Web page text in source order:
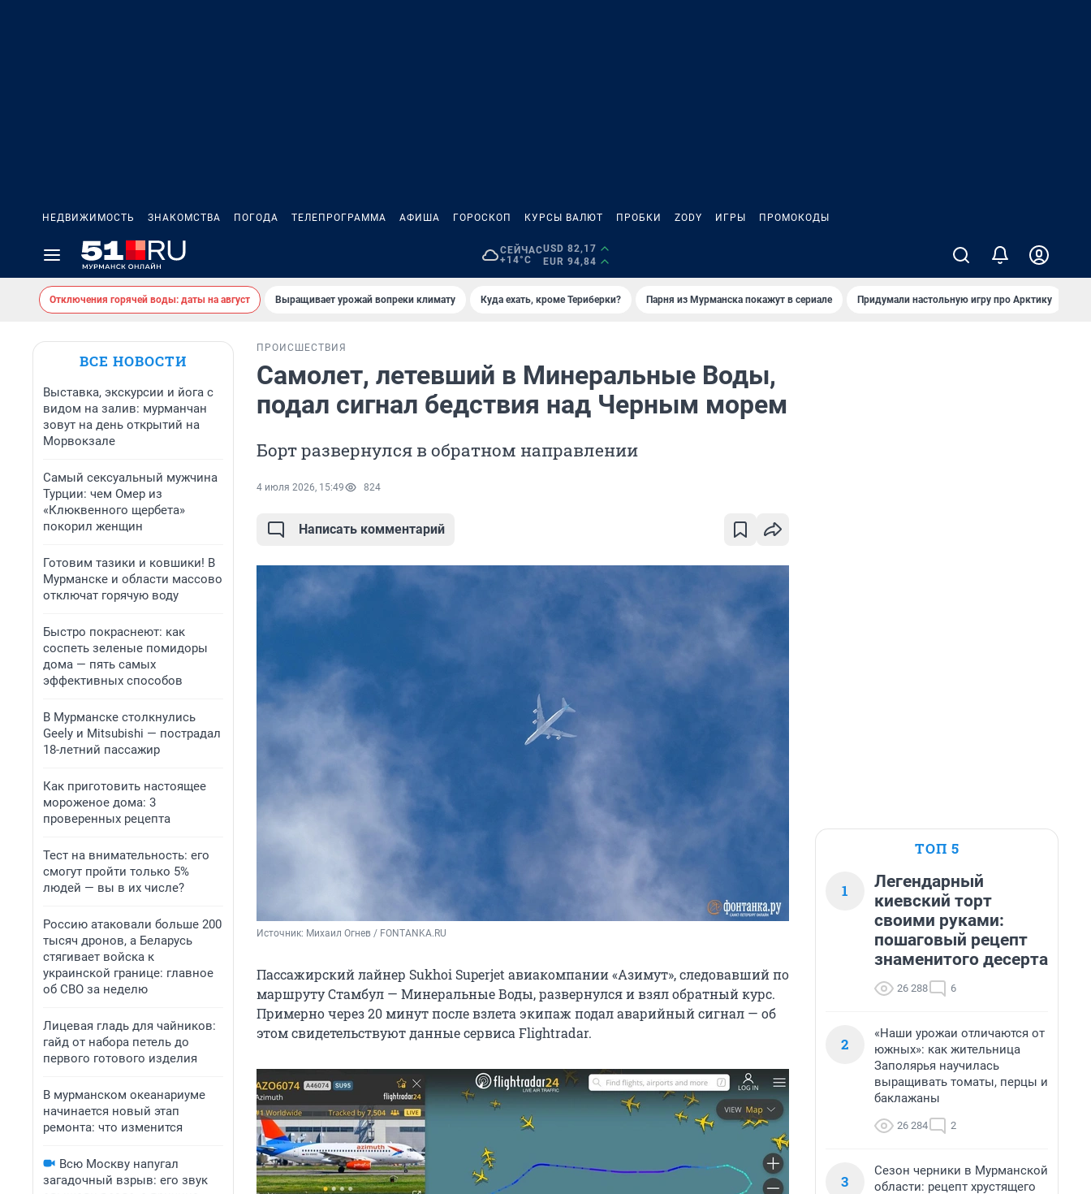
НЕДВИЖИМОСТЬ ЗНАКОМСТВА ПОГОДА ТЕЛЕПРОГРАММА АФИША ГОРОСКОП КУРСЫ ВАЛЮТ ПРОБКИ ZODY ИГРЫ ПРОМОКОДЫ
СЕЙЧАС
+14°C
USD 82,17
EUR 94,84
Отключения горячей воды: даты на август Выращивает урожай вопреки климату Куда ехать, кроме Териберки? Парня из Мурманска покажут в сериале Придумали настольную игру про Арктику
ВСЕ НОВОСТИ
Выставка, экскурсии и йога с
видом на залив: мурманчан
зовут на день открытий на
Морвокзале
Самый сексуальный мужчина
Турции: чем Омер из
«Клюквенного щербета»
покорил женщин
Готовим тазики и ковшики! В
Мурманске и области массово
отключат горячую воду
Быстро покраснеют: как
соспеть зеленые помидоры
дома — пять самых
эффективных способов
В Мурманске столкнулись
Geely и Mitsubishi — пострадал
18-летний пассажир
Как приготовить настоящее
мороженое дома: 3
проверенных рецепта
Тест на внимательность: его
смогут пройти только 5%
людей — вы в их числе?
Россию атаковали больше 200
тысяч дронов, а Беларусь
стягивает войска к
украинской границе: главное
об СВО за неделю
Лицевая гладь для чайников:
гайд от набора петель до
первого готового изделия
В мурманском океанариуме
начинается новый этап
ремонта: что изменится
Всю Москву напугал
загадочный взрыв: его звук
ПРОИСШЕСТВИЯ
Самолет, летевший в Минеральные Воды,
подал сигнал бедствия над Черным морем
Борт развернулся в обратном направлении
4 июля 2026, 15:49 824
Написать комментарий
Источник: Михаил Огнев / FONTANKA.RU
Пассажирский лайнер Sukhoi Superjet авиакомпании «Азимут», следовавший по
маршруту Стамбул — Минеральные Воды, развернулся и взял обратный курс.
Примерно через 20 минут после взлета экипаж подал аварийный сигнал — об
этом свидетельствуют данные сервиса Flightradar.
ТОП 5
1
Легендарный
киевский торт
своими руками:
пошаговый рецепт
знаменитого десерта
26 288 6
2
«Наши урожаи отличаются от
южных»: как жительница
Заполярья научилась
выращивать томаты, перцы и
баклажаны
26 284 2
3
Сезон черники в Мурманской
области: рецепт хрустящего